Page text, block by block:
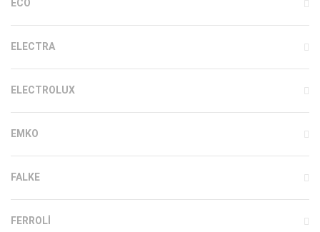
ECO
ELECTRA
ELECTROLUX
EMKO
FALKE
FERROLI